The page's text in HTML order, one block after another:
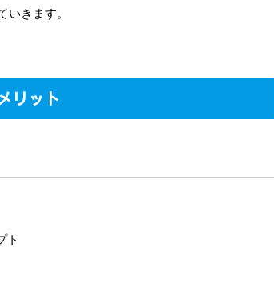
きます。
メリット
ト